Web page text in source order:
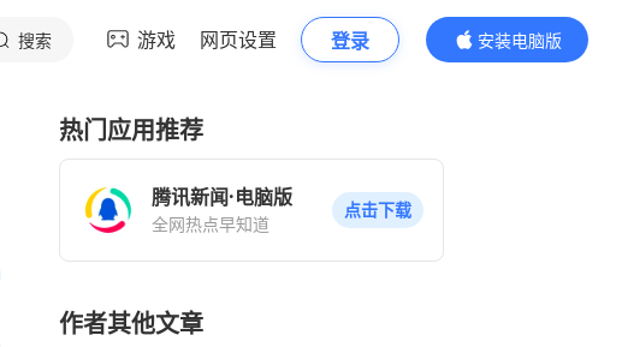
搜索 游戏 网页设置 登录
安装电脑版
内容更精彩
热门应用推荐
腾讯新闻·电脑版
全网热点早知道
点击下载
作者其他文章